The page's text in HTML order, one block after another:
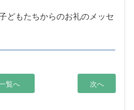
どもたちからのお礼のメッセ
覧へ 次へ